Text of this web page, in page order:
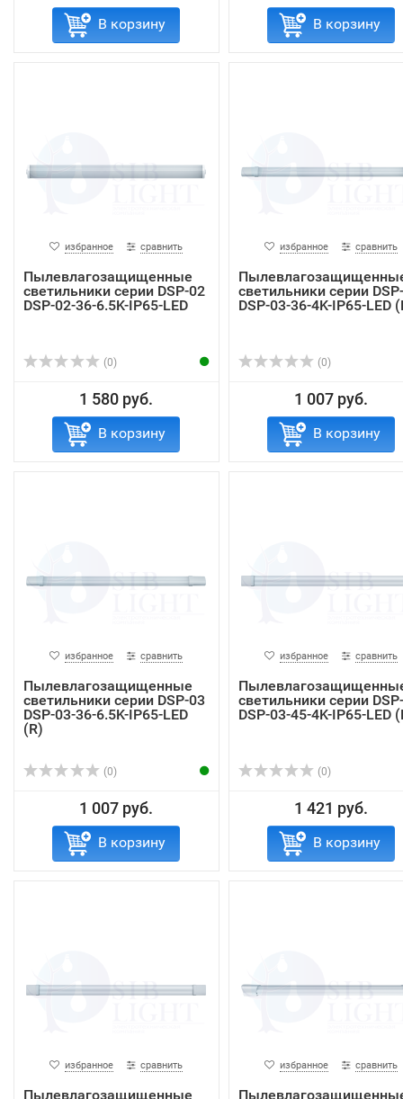
В корзину В корзину
избранное сравнить
Пылевлагозащищенные
светильники серии DSP-02
DSP-02-36-6.5K-IP65-LED
(0)
1 580 руб.
В корзину
избранное сравнить
светильники серии
DSP-03-36-4K-IP65-LED
(0)
1 007 руб.
В корзину
избранное сравнить
Пылевлагозащищенные
светильники серии DSP-03
DSP-03-36-6.5K-IP65-LED
(R)
(0)
1 007 руб.
В корзину
избранное сравнить
светильники серии
DSP-03-45-4K-IP65-LED
(0)
1 421 руб.
В корзину
избранное сравнить
Пылевлагозащищенные
избранное сравнить